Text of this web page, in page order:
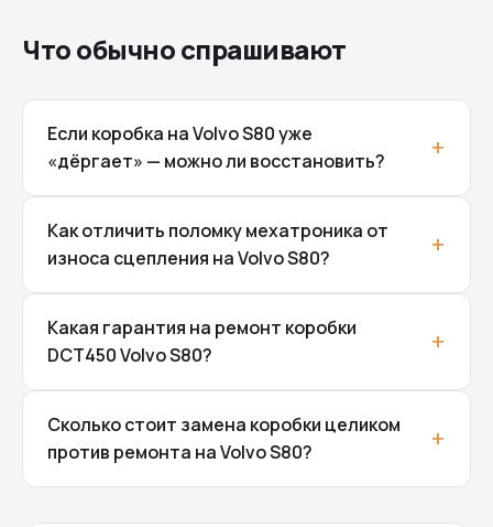
Что обычно спрашивают
Если коробка на Volvo S80 уже
«дёргает» — можно ли восстановить?
Как отличить поломку мехатроника от
износа сцепления на Volvo S80?
Какая гарантия на ремонт коробки
DCT450 Volvo S80?
Сколько стоит замена коробки целиком
против ремонта на Volvo S80?